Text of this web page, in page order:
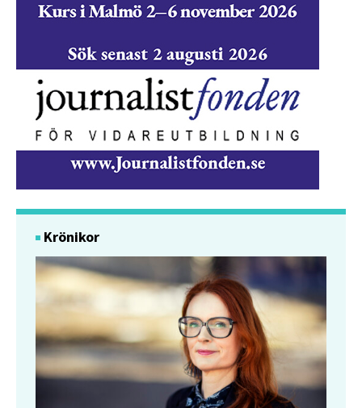
Krönikor